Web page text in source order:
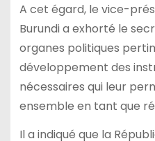
A cet égard, le vice-
Burundi a exhorté le
organes politiques
développement des
nécessaires qui leur
ensemble en tant que
Il a indiqué que la